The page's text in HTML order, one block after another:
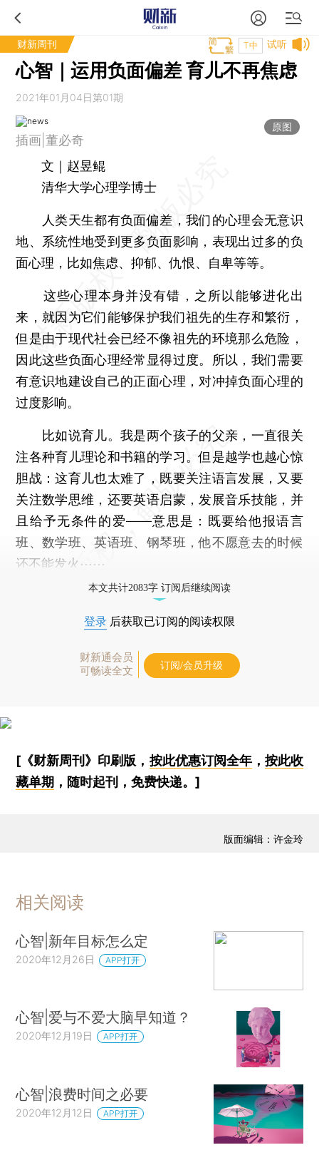
财新周刊 试听
T中
心智｜运用负面偏差 育儿不再焦虑
2021年01月04日第01期
原图
插画|董必奇
文｜赵昱鲲
清华大学心理学博士
人类天生都有负面偏差，我们的心理会无意识
地、系统性地受到更多负面影响，表现出过多的负
面心理，比如焦虑、抑郁、仇恨、自卑等等。
这些心理本身并没有错，之所以能够进化出
来，就因为它们能够保护我们祖先的生存和繁衍，
但是由于现代社会已经不像祖先的环境那么危险，
因此这些负面心理经常显得过度。所以，我们需要
有意识地建设自己的正面心理，对冲掉负面心理的
过度影响。
比如说育儿。我是两个孩子的父亲，一直很关
注各种育儿理论和书籍的学习。但是越学也越心惊
胆战：这育儿也太难了，既要关注语言发展，又要
关注数学思维，还要英语启蒙，发展音乐技能，并
且给予无条件的爱——意思是：既要给他报语言
班、数学班、英语班、钢琴班，他不愿意去的时候
还不能发火⋯⋯
本文共计2083字 订阅后继续阅读
登录 后获取已订阅的阅读权限
财新通会员
可畅读全文
订阅/会员升级
[《财新周刊》印刷版， 按此优惠订阅全年， 按此收
藏单期 ，随时起刊，免费快递。]
版面编辑：许金玲
相关阅读
心智|新年目标怎么定
2020年12月26日 APP打开
心智|爱与不爱大脑早知道？
2020年12月19日 APP打开
心智|浪费时间之必要
2020年12月12日 APP打开